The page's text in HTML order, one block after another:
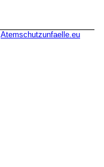
Atemschutzunfaelle.eu